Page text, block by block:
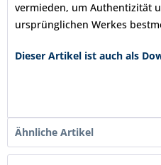
vermieden, um Authentizität
ursprünglichen Werkes
Dieser Artikel ist auch als
Ähnliche Artikel